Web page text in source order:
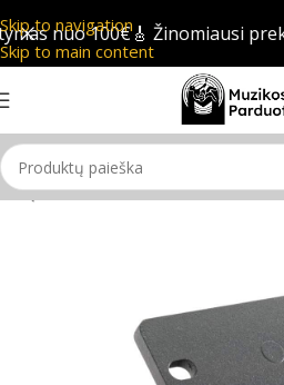
Skip to navigation
Skip to main content
nuo 100€🎸 Žinomiausi
stovai ir laikikliai/Prie sienos